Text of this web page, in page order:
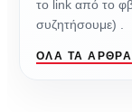
το link από το φβ
συζητήσουμε) .
ΌΛΑ ΤΑ ΆΡΘΡΑ